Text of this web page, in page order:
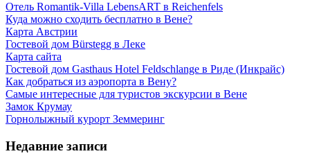
Отель Romantik-Villa LebensART в Reichenfels
Куда можно сходить бесплатно в Вене?
Карта Австрии
Гостевой дом Bürstegg в Леке
Карта сайта
Гостевой дом Gasthaus Hotel Feldschlange в Риде (Инкрайс)
Как добраться из аэропорта в Вену?
Самые интересные для туристов экскурсии в Вене
Замок Крумау
Горнолыжный курорт Земмеринг
Недавние записи